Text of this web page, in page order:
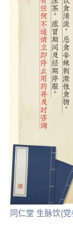
同仁堂 生脉饮(